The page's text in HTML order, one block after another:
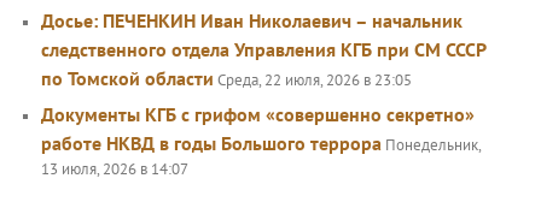
Досье: ПЕЧЕНКИН Иван Николаевич – начальник
следственного отдела Управления КГБ при СМ СССР
по Томской области Среда, 22 июля, 2026 в 23:05
Документы КГБ с грифом «совершенно секретно»
работе НКВД в годы Большого террора Понедельник,
13 июля, 2026 в 14:07